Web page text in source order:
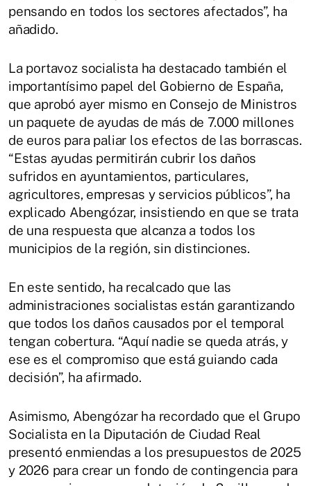
pensando en todos los sectores afectados”, ha
añadido.
La portavoz socialista ha destacado también el
importantísimo papel del Gobierno de España,
que aprobó ayer mismo en Consejo de Ministros
un paquete de ayudas de más de 7.000 millones
de euros para paliar los efectos de las borrascas.
“Estas ayudas permitirán cubrir los daños
sufridos en ayuntamientos, particulares,
agricultores, empresas y servicios públicos”, ha
explicado Abengózar, insistiendo en que se trata
de una respuesta que alcanza a todos los
municipios de la región, sin distinciones.
En este sentido, ha recalcado que las
administraciones socialistas están garantizando
que todos los daños causados por el temporal
tengan cobertura. “Aquí nadie se queda atrás, y
ese es el compromiso que está guiando cada
decisión”, ha afirmado.
Asimismo, Abengózar ha recordado que el Grupo
Socialista en la Diputación de Ciudad Real
presentó enmiendas a los presupuestos de 2025
y 2026 para crear un fondo de contingencia para